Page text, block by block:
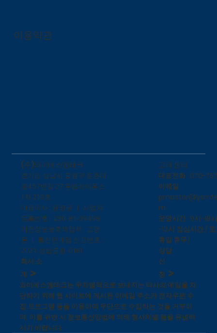
이용약관
와이에스엠테크는 무차별적으로 보내지는 타사의 메일을 차
단하기 위해 웹 사이트에 게시된 이메일 주소가 전자우편 수
집 프로그램 등을 이용하여 무단으로 수집하는 것을 거부하
며, 이를 위반 시 정보통신망법에 의해 형사처벌 됨을 유념하
시기 바랍니다.
(주)와이에스엠테크
​경기도 성남시 중원구 둔촌대
로457번길 27 우림라이온스
1차 210호
대표이사 : 윤명균 | 사업자
등록번호 : 230-81-09498
개인정보보호책임자 : 고경
은 | 통신판매업 신고번호 :
2021-성남중원-0181
회사 소
개 >
​고객 센터
대표전화 : 070-
이메일 :
m
운영시간 : 9시~18
~13시 점심시간 /
휴일 휴무)
상담
신
청 >